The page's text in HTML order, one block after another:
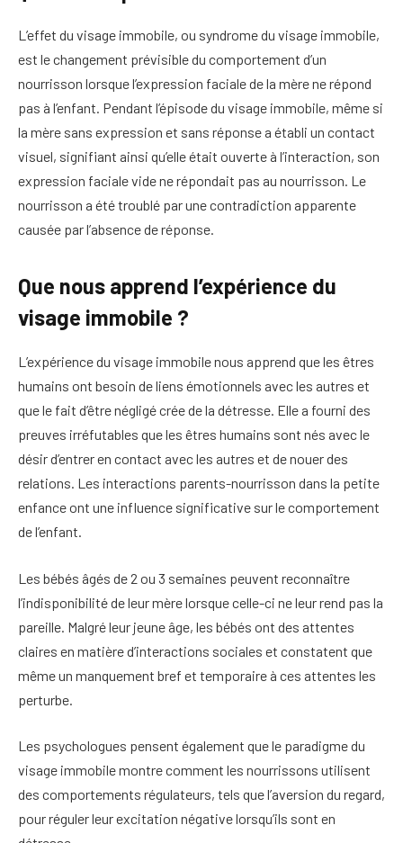
L’effet du visage immobile, ou syndrome du visage immobile,
est le changement prévisible du comportement d’un
nourrisson lorsque l’expression faciale de la mère ne répond
pas à l’enfant. Pendant l’épisode du visage immobile, même si
la mère sans expression et sans réponse a établi un contact
visuel, signifiant ainsi qu’elle était ouverte à l’interaction, son
expression faciale vide ne répondait pas au nourrisson. Le
nourrisson a été troublé par une contradiction apparente
causée par l’absence de réponse.
Que nous apprend l’expérience du
visage immobile ?
L’expérience du visage immobile nous apprend que les êtres
humains ont besoin de liens émotionnels avec les autres et
que le fait d’être négligé crée de la détresse. Elle a fourni des
preuves irréfutables que les êtres humains sont nés avec le
désir d’entrer en contact avec les autres et de nouer des
relations. Les interactions parents-nourrisson dans la petite
enfance ont une influence significative sur le comportement
de l’enfant.
Les bébés âgés de 2 ou 3 semaines peuvent reconnaître
l’indisponibilité de leur mère lorsque celle-ci ne leur rend pas la
pareille. Malgré leur jeune âge, les bébés ont des attentes
claires en matière d’interactions sociales et constatent que
même un manquement bref et temporaire à ces attentes les
perturbe.
Les psychologues pensent également que le paradigme du
visage immobile montre comment les nourrissons utilisent
des comportements régulateurs, tels que l’aversion du regard,
pour réguler leur excitation négative lorsqu’ils sont en